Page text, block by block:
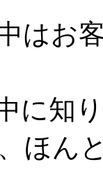
はお
に知
ほん